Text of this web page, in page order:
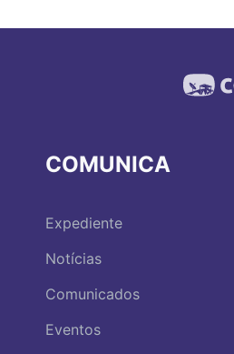
COMUNICA
Expediente
Notícias
Comunicados
Eventos